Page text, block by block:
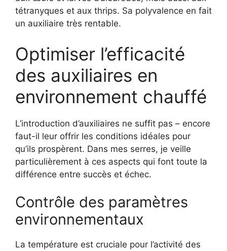
tétranyques et aux thrips. Sa polyvalence en fait
un auxiliaire très rentable.
Optimiser l’efficacité
des auxiliaires en
environnement chauffé
L’introduction d’auxiliaires ne suffit pas – encore
faut-il leur offrir les conditions idéales pour
qu’ils prospèrent. Dans mes serres, je veille
particulièrement à ces aspects qui font toute la
différence entre succès et échec.
Contrôle des paramètres
environnementaux
La température est cruciale pour l’activité des